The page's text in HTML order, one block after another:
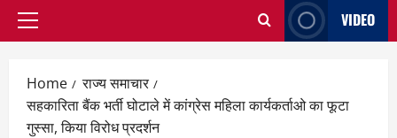
Primary
VIDEO
Home
राज्य समाचार
सहकारिता बैंक भर्ती घोटाले में कांग्रेस महिला कार्यकर्ताओ का फूटा
गुस्सा, किया विरोध प्रदर्शन